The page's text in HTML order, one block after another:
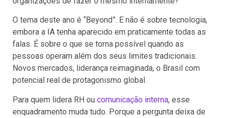
O tema deste ano é “Beyond”. E não é sobre tecnologia,
embora a IA tenha aparecido em praticamente todas as
falas. É sobre o que se torna possível quando as
pessoas operam além dos seus limites tradicionais.
Novos mercados, liderança reimaginada, o Brasil com
potencial real de protagonismo global.
Para quem lidera RH ou comunicação interna, esse
enquadramento muda tudo. Porque a pergunta deixa de